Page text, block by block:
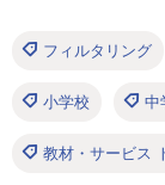
フィルタリング
小学校 中
教材・サービス